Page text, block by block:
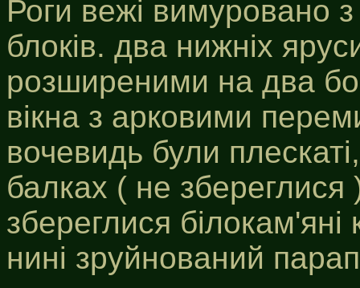
Роги вежі вимуровано
блоків. два нижніх
розширеними на два
вікна з арковими
вочевидь були
балках ( не збереглися
збереглися
нині зруйнований